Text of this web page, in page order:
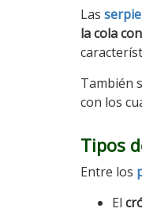
Las
la cola
También
con los
Tipos
Entre los
El